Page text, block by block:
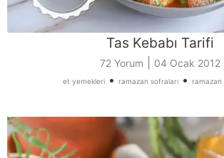
Tas Kebabı Tarifi
72 Yorum 04 Ocak 2012
et yemekleri • ramazan sofraları • ramazan